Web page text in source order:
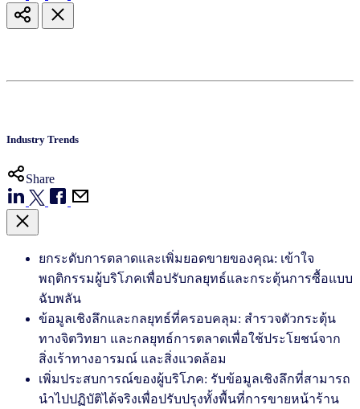
Industry Trends
Share
ยกระดับการตลาดและเพิ่มยอดขายของคุณ: เข้าใจ
พฤติกรรมผู้บริโภคเพื่อปรับกลยุทธ์และกระตุ้นการซื้อแบบ
ฉับพลัน
ข้อมูลเชิงลึกและกลยุทธ์ที่ครอบคลุม: สำรวจตัวกระตุ้น
ทางจิตวิทยา และกลยุทธ์การตลาดเพื่อใช้ประโยชน์จาก
สิ่งเร้าทางอารมณ์ และสิ่งแวดล้อม
เพิ่มประสบการณ์ของผู้บริโภค: รับข้อมูลเชิงลึกที่สามารถ
นำไปปฏิบัติได้จริงเพื่อปรับปรุงทั้งพื้นที่การขายหน้าร้าน